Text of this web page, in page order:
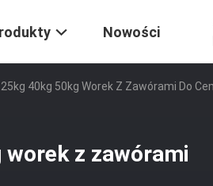
Nowości
40kg 50kg Worek Z Zawórami Do
z zawórami